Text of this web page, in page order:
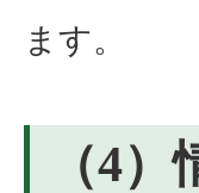
ます。
（4